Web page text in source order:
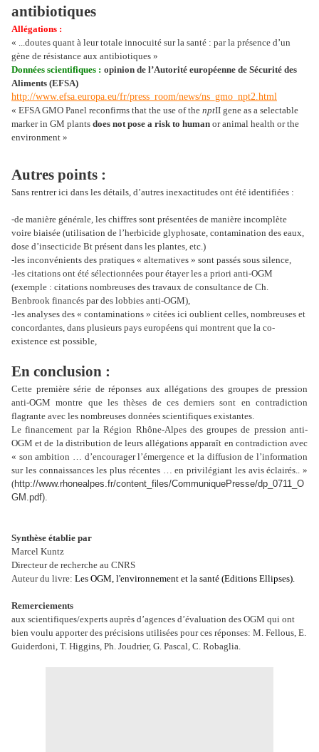
antibiotiques
Allégations :
« ...doutes quant à leur totale innocuité sur la santé : par la présence d’un
gène de résistance aux antibiotiques »
Données scientifiques : opinion de l’Autorité européenne de Sécurité des
Aliments (EFSA)
http://www.efsa.europa.eu/fr/press_room/news/ns_gmo_npt2.html
« EFSA GMO Panel reconfirms that the use of the nptII gene as a selectable
marker in GM plants does not pose a risk to human or animal health or the
environment »
Autres points :
Sans rentrer ici dans les détails, d’autres inexactitudes ont été identifiées :
-de manière générale, les chiffres sont présentées de manière incomplète
voire biaisée (utilisation de l’herbicide glyphosate, contamination des eaux,
dose d’insecticide Bt présent dans les plantes, etc.)
-les inconvénients des pratiques « alternatives » sont passés sous silence,
-les citations ont été sélectionnées pour étayer les a priori anti-OGM
(exemple : citations nombreuses des travaux de consultance de Ch.
Benbrook financés par des lobbies anti-OGM),
-les analyses des « contaminations » citées ici oublient celles, nombreuses et
concordantes, dans plusieurs pays européens qui montrent que la co-
existence est possible,
En conclusion :
Cette première série de réponses aux allégations des groupes de pression
anti-OGM montre que les thèses de ces derniers sont en contradiction
flagrante avec les nombreuses données scientifiques existantes.
Le financement par la Région Rhône-Alpes des groupes de pression anti-
OGM et de la distribution de leurs allégations apparaît en contradiction avec
« son ambition … d’encourager l’émergence et la diffusion de l’information
sur les connaissances les plus récentes … en privilégiant les avis éclairés.. »
(http://www.rhonealpes.fr/content_files/CommuniquePresse/dp_0711_O
GM.pdf).
Synthèse établie par
Marcel Kuntz
Directeur de recherche au CNRS
Auteur du livre: Les OGM, l'environnement et la santé (Editions Ellipses).
Remerciements
aux scientifiques/experts auprès d’agences d’évaluation des OGM qui ont
bien voulu apporter des précisions utilisées pour ces réponses: M. Fellous, E.
Guiderdoni, T. Higgins, Ph. Joudrier, G. Pascal, C. Robaglia.